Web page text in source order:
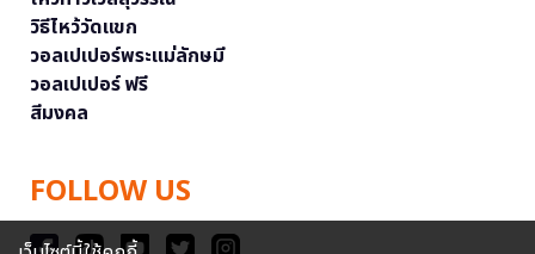
วิธีไหว้วัดแขก
วอลเปเปอร์พระแม่ลักษมี
วอลเปเปอร์ ฟรี
สีมงคล
FOLLOW US